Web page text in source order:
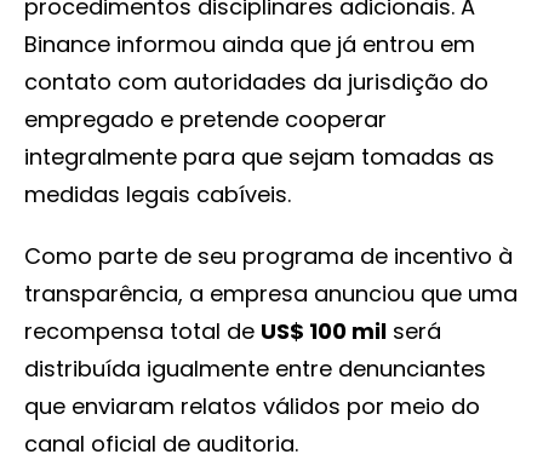
procedimentos disciplinares adicionais. A
Binance informou ainda que já entrou em
contato com autoridades da jurisdição do
empregado e pretende cooperar
integralmente para que sejam tomadas as
medidas legais cabíveis.
Como parte de seu programa de incentivo à
transparência, a empresa anunciou que uma
recompensa total de US$ 100 mil será
distribuída igualmente entre denunciantes
que enviaram relatos válidos por meio do
canal oficial de auditoria.